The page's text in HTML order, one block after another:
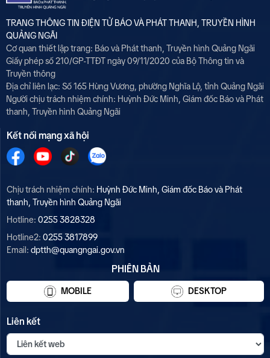
TRANG THÔNG TIN ĐIỆN TỬ BÁO VÀ PHÁT THANH, TRUYỀN HÌNH
QUẢNG NGÃI
Cơ quan thiết lập trang: Báo và Phát thanh, Truyền hình Quảng Ngãi
Giấy phép số 210/GP-TTĐT ngày 09/11/2020 của Bộ Thông tin và
Truyền thông
Địa chỉ liên lạc: Số 165 Hùng Vương, phường Nghĩa Lộ, tỉnh Quảng Ngãi
Người chịu trách nhiệm chính: Huỳnh Đức Minh, Giám đốc Báo và Phát
thanh, Truyền hình Quảng Ngãi
Kết nối mạng xã hội
Chịu trách nhiệm chính: Huỳnh Đức Minh, Giám đốc Báo và Phát
thanh, Truyền hình Quảng Ngãi
Hotline: 0255 3828328
Hotline2: 0255 3817899
Email: dptth@quangngai.gov.vn
PHIÊN BẢN
MOBILE DESKTOP
Liên kết